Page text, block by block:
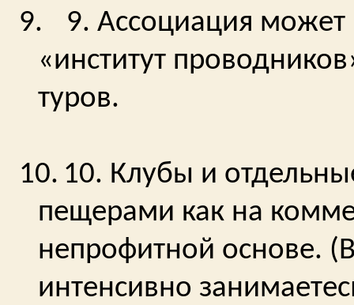
9.
9. Ассоциация
«институт
туров.
10. 10. Клубы и
пещерами как на
непрофитной основе.
интенсивно